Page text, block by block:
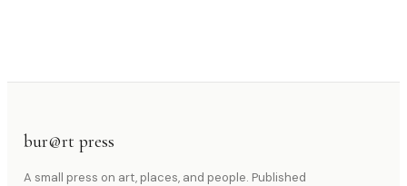
bur@rt press
A small press on art, places, and people. Published